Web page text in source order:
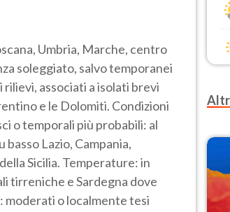
Umbria, Marche, centro
soleggiato, salvo temporanei
associati a isolati brevi
e le Dolomiti. Condizioni
o temporali più probabili: al
Lazio, Campania,
Sicilia. Temperature: in
tirreniche e Sardegna dove
moderati o localmente tesi